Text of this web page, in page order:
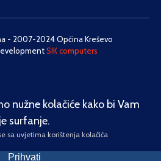
- 2007-2024 Općina Kreševo
SIK computers
nužne kolačiće kako bi Vam
surfanje.
sa uvjetima korištenja kolačića
Prihvati